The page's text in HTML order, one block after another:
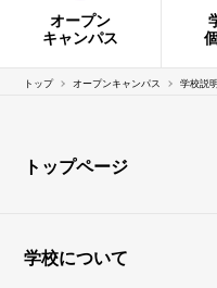
オープン
キャンパス
トップ オープンキャンパス 学校説
トップページ
学校について